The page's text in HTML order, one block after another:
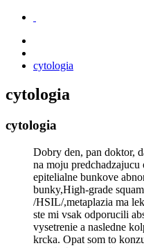
cytologia
cytologia
cytologia
Dobry den, pan doktor,
na moju
epitelialne bunkove
bunky,High-grade
/HSIL/,metaplazia ma
ste mi vsak odporucili
vysetrenie a nasledne
krcka. Opat som to